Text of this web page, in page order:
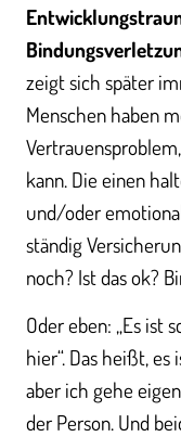
zeigt sich später
Menschen haben
kann. Die einen
und/oder
ständig
noch? Ist das ok?
Oder eben: „Es ist
hier“. Das heißt, es
aber ich gehe
der Person. Und